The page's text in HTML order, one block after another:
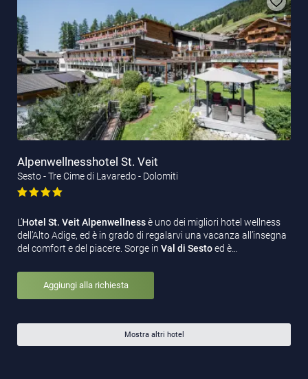
Alpenwellnesshotel St. Veit
Sesto - Tre Cime di Lavaredo - Dolomiti
L’Hotel St. Veit Alpenwellnessè uno dei migliori hotel wellness
dell’Alto Adige, ed è in grado di regalarvi una vacanza all’insegna
del comfort e del piacere. Sorge in Val di Sestoed è…
Aggiungi alla richiesta
Mostra altri hotel